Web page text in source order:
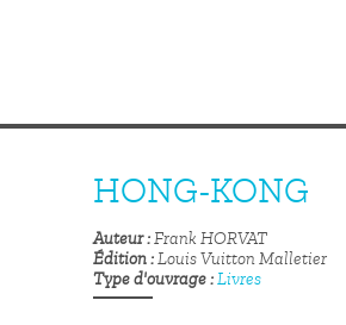
HONG-KONG
Auteur Frank HORVAT
Édition Louis Vuitton Malletier
Type d'ouvrage Livres